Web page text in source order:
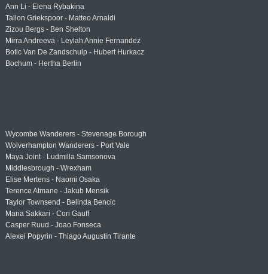
Ann Li - Elena Rybakina
Tallon Griekspoor - Matteo Arnaldi
Zizou Bergs - Ben Shelton
Mirra Andreeva - Leylah Annie Fernandez
Botic Van De Zandschulp - Hubert Hurkacz
Bochum - Hertha Berlin
Wycombe Wanderers - Stevenage Borough
Wolverhampton Wanderers - Port Vale
Maya Joint - Ludmilla Samsonova
Middlesbrough - Wrexham
Elise Mertens - Naomi Osaka
Terence Atmane - Jakub Mensik
Taylor Townsend - Belinda Bencic
Maria Sakkari - Cori Gauff
Casper Ruud - Joao Fonseca
Alexei Popyrin - Thiago Augustin Tirante